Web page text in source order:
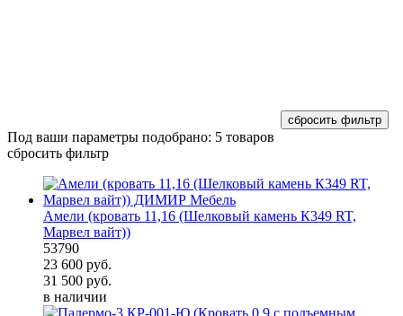
Под ваши параметры подобрано: 5 товаров
сбросить фильтр
Амели (кровать 11,16 (Шелковый камень К349 RT,
Марвел вайт))
53790
23 600 руб.
31 500 руб.
в наличии